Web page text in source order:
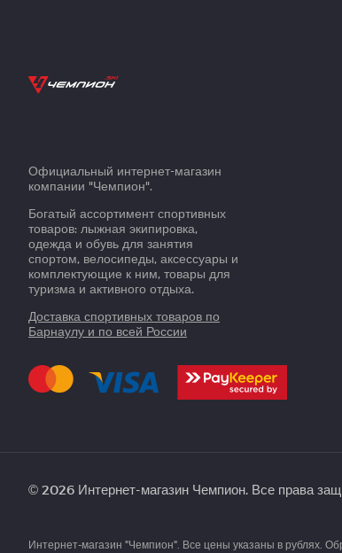
Официальный интернет-магазин
компании "Чемпион".
Богатый ассортимент спортивных
товаров: лыжная экипировка,
одежда и обувь для занятия
спортом, велосипеды, аксессуары и
комплектующие к ним, товары для
туризма и активного отдыха.
Доставка спортивных товаров по
Барнаулу и по всей России
© 2026 Интернет-магазин Чемпион. Все права
Интернет-магазин "Чемпион". Все цены указаны в рублях.